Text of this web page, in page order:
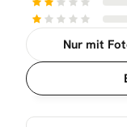
Nur mit
Sortierung